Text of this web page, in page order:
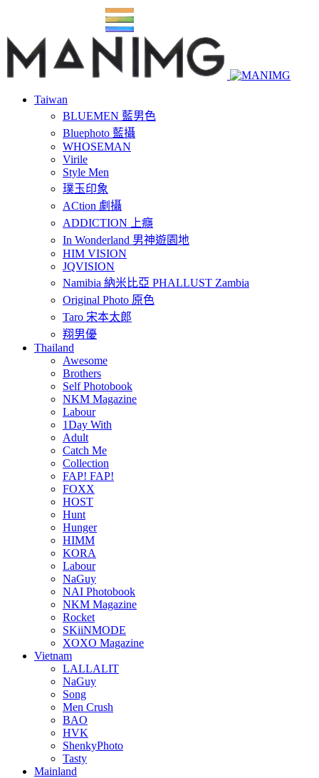
Taiwan
BLUEMEN 藍男色
Bluephoto 藍攝
WHOSEMAN
Virile
Style Men
璞玉印象
ACtion 劇攝
ADDICTION 上癮
In Wonderland 男神遊園地
HIM VISION
JQVISION
Namibia 納米比亞 PHALLUST Zambia
Original Photo 原色
Taro 宋本太郎
翔男優
Thailand
Awesome
Brothers
Self Photobook
NKM Magazine
Labour
1Day With
Adult
Catch Me
Collection
FAP! FAP!
FOXX
HOST
Hunt
Hunger
HIMM
KORA
Labour
NaGuy
NAI Photobook
NKM Magazine
Rocket
SKiiNMODE
XOXO Magazine
Vietnam
LALLALIT
NaGuy
Song
Men Crush
BAO
HVK
ShenkyPhoto
Tasty
Mainland